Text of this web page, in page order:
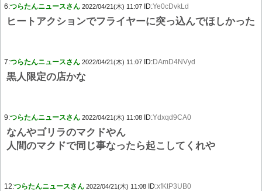
6:つらたんニュースさん 2022/04/21(木) 11:07 ID:Ye0cDvkLd
ヒートアクションでフライヤーに突っ込んでほしかった
7:つらたんニュースさん 2022/04/21(木) 11:07 ID:DAmD4NVyd
黒人限定の店かな
9:つらたんニュースさん 2022/04/21(木) 11:08 ID:Ydxqd9CA0
なんやゴリラのマクドやん
人間のマクドで同じ事なったら起こしてくれや
12:つらたんニュースさん 2022/04/21(木) 11:08 ID:xfKtP3UB0